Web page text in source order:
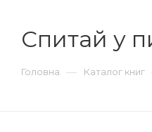
Спитай у
Головна — Каталог книг